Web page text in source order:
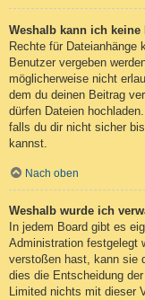
Weshalb kann ich keine
Rechte für Dateianhänge
Benutzer vergeben
möglicherweise nicht
dem du deinen Beitrag
dürfen Dateien
falls du dir nicht sicher
kannst.
Nach oben
Weshalb wurde ich
In jedem Board gibt es
Administration festgelegt
verstoßen hast, kann sie
dies die Entscheidung
Limited nichts mit dieser